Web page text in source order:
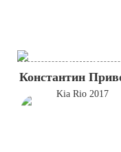
Константин
Kia Rio 2017